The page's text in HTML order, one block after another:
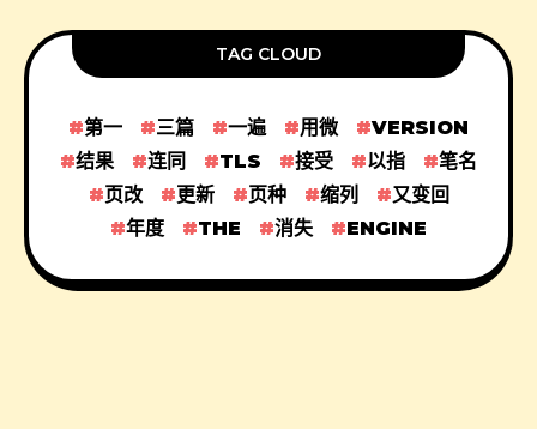
TAG CLOUD
第一 三篇 一遍 用微
VERSION
结果
连同 TLS 接受 以指
笔名
页改
更新 页种 缩列
又变回
年度
THE 消失 ENGINE